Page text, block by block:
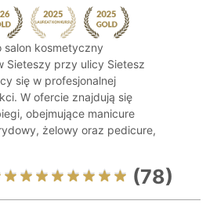
salon kosmetyczny
Sieteszy przy ulicy Sietesz
się w profesjonalnej
W ofercie znajdują się
obejmujące manicure
żelowy oraz pedicure,
(78)